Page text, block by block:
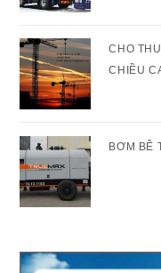
CHO
CHIỀU
BƠM BÊ